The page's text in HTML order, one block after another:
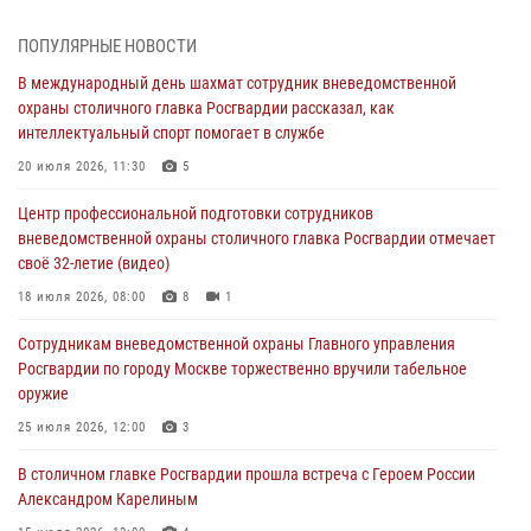
На востоке Москвы сотрудники Росгвардии задержали мужчину,
находящегося в федеральном розыске (видео)
03 августа 2026, 12:00
Московские росгвардейцы пришли на помощь семье, у которой
сломался автомобиль на проезжей части (Видео)
02 августа 2026, 10:00
клуба «Лето Побед» со службой вневедомственной охраны (Видео)
01 августа 2026, 12:00
Столичные росгвардейцы почтили память российских воинов,
ПОПУЛЯРНЫЕ НОВОСТИ
В международный день шахмат сотрудник вневедомственной
охраны столичного главка Росгвардии рассказал, как
интеллектуальный спорт помогает в службе
20 июля 2026, 11:30 5
Центр профессиональной подготовки сотрудников
вневедомственной охраны столичного главка Росгвардии отмечает
своё 32-летие (видео)
18 июля 2026, 08:00 8 1
Сотрудникам вневедомственной охраны Главного управления
Росгвардии по городу Москве торжественно вручили табельное
оружие
25 июля 2026, 12:00 3
В столичном главке Росгвардии прошла встреча с Героем России
Александром Карелиным